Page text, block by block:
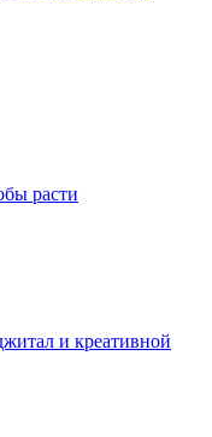
расти
и креативной